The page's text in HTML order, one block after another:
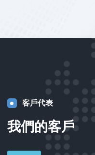
客戶代表
我們的客戶